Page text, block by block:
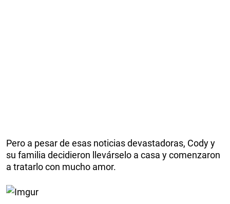
Pero a pesar de esas noticias devastadoras, Cody y
su familia decidieron llevárselo a casa y comenzaron
a tratarlo con mucho amor.